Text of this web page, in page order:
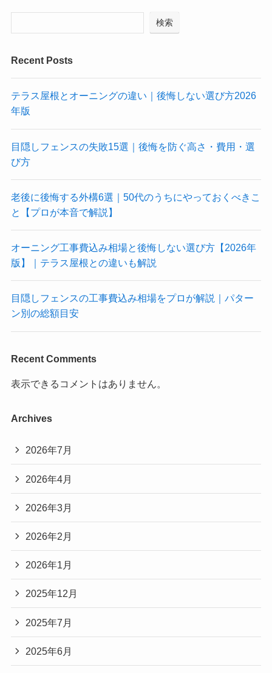
検索
Recent Posts
テラス屋根とオーニングの違い｜後悔しない選び方2026
年版
目隠しフェンスの失敗15選｜後悔を防ぐ高さ・費用・選
び方
老後に後悔する外構6選｜50代のうちにやっておくべきこ
と【プロが本音で解説】
オーニング工事費込み相場と後悔しない選び方【2026年
版】｜テラス屋根との違いも解説
目隠しフェンスの工事費込み相場をプロが解説｜パター
ン別の総額目安
Recent Comments
表示できるコメントはありません。
Archives
2026年7月
2026年4月
2026年3月
2026年2月
2026年1月
2025年12月
2025年7月
2025年6月